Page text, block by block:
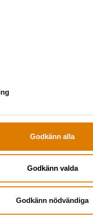
Godkänn alla
Godkänn valda
Godkänn nödvändiga
nytt direkt i
från Sveriges Allmännytta,
Klimatinitiativ och